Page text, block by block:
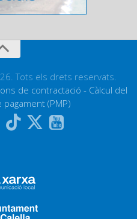
Tots els drets reservats.
de contractació - Càlcul del
(PMP)